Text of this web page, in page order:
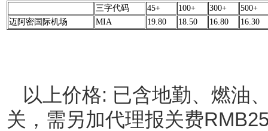
三字代码 45+ 100+ 300+
500+
迈阿密国际机场
MIA 19.80 18.50 16.80 16.30
以上价格: 已含地勤、燃油
关，需另加代理报关费